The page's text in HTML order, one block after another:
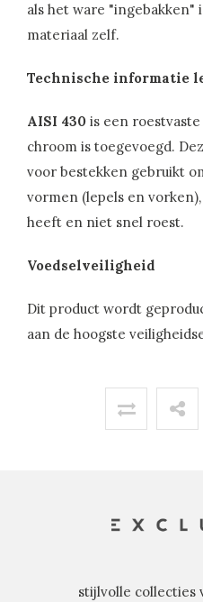
als het ware "ingebakken"
materiaal zelf.
Technische informatie
AISI 430 is een
chroom is toegevoegd.
voor bestekken gebruikt
vormen (lepels en
heeft en niet snel roest.
Voedselveiligheid
Dit product wordt
aan de hoogste
stijlvolle collecties